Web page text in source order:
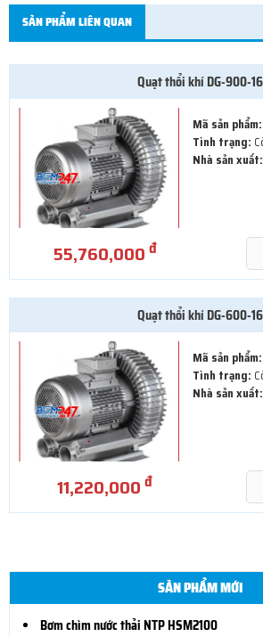
SẢN PHẨM LIÊN QUAN
Quạt thổi khí DG-900-16
Mã sản phẩm:
Tình trạng:
Nhà sản xuất:
55,760,000đ
Quạt thổi khí DG-600-16
Mã sản phẩm:
Tình trạng:
Nhà sản xuất:
11,220,000đ
SẢN PHẨM MỚI
Bơm chìm nước thải NTP HSM2100